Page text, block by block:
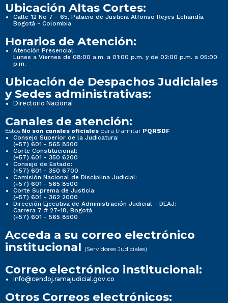
Ubicación Altas Cortes:
Calle 12 No 7 - 65, Palacio de Justicia Alfonso Reyes Echandía
Bogotá - Colombia
Horarios de Atención:
Atención Presencial:
Lunes a Viernes de 08:00 a.m. a 01:00 p.m. y de 02:00 p.m. a 05:00
p.m.
Ubicación de Despachos Judiciales
y Sedes administrativas:
Directorio Nacional
Canales de atención:
Estos No son canales oficiales para tramitar PQRSDF
Consejo Superior de la Judicatura:
(+57) 601 - 565 8500
Corte Constitucional:
(+57) 601 - 350 6200
Consejo de Estado:
(+57) 601 - 350 6700
Comisión Nacional de Disciplina Judicial:
(+57) 601 - 565 8500
Corte Suprema de Justicia:
(+57) 601 - 362 2000
Dirección Ejecutiva de Administración Judicial - DEAJ:
Carrera 7 # 27-18, Bogotá
(+57) 601 - 565 8500
Acceda a su correo electrónico
institucional (Servidores Judiciales)
Correo electrónico institucional:
info@cendoj.ramajudicial.gov.co
Otros Correos electrónicos: